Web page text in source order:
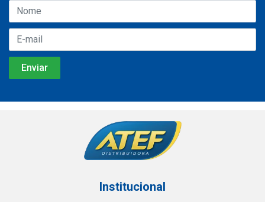
Institucional